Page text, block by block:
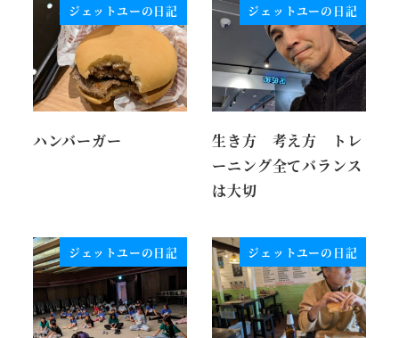
ジェットユーの日記
ハンバーガー
ジェットユーの日記
生き方 考え方 トレ
ーニング全てバランス
は大切
ジェットユーの日記 ジェットユーの日記